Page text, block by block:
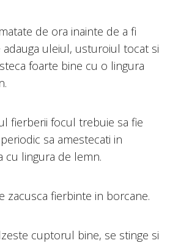
de ora inainte de a fi
adauga uleiul, usturoiul tocat si
foarte bine cu o lingura
fierberii focul trebuie sa fie
sa amestecati in
cu lingura de lemn.
zacusca fierbinte in borcane.
cuptorul bine, se stinge si